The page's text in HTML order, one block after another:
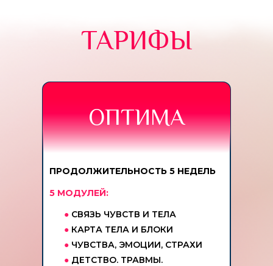
ТАРИФЫ
ПРОДОЛЖИТЕЛЬНОСТЬ 5 НЕДЕЛЬ
5 МОДУЛЕЙ:
● СВЯЗЬ ЧУВСТВ И ТЕЛА
● КАРТА ТЕЛА И БЛОКИ
● ЧУВСТВА, ЭМОЦИИ, СТРАХИ
● ДЕТСТВО. ТРАВМЫ.
ОПТИМА